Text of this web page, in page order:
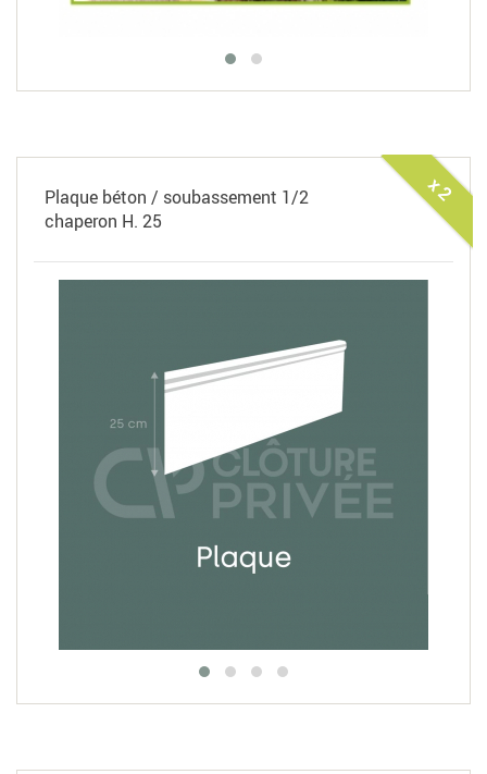
x 2
Plaque béton / soubassement 1/2
chaperon H. 25